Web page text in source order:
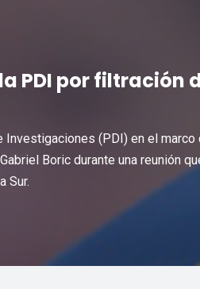
PDI por filtración
Investigaciones (PDI) en el marco
Boric durante una reunión
Sur.